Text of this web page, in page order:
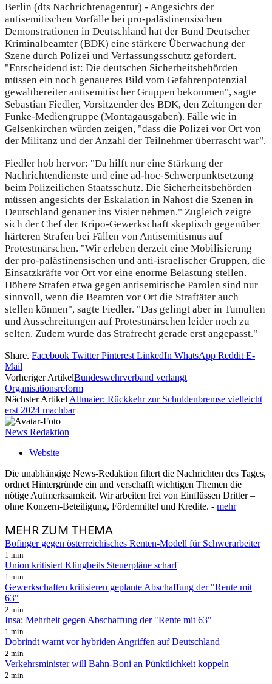
Berlin (dts Nachrichtenagentur) - Angesichts der
antisemitischen Vorfälle bei pro-palästinensischen
Demonstrationen in Deutschland hat der Bund Deutscher
Kriminalbeamter (BDK) eine stärkere Überwachung der
Szene durch Polizei und Verfassungsschutz gefordert.
"Entscheidend ist: Die deutschen Sicherheitsbehörden
müssen ein noch genaueres Bild vom Gefahrenpotenzial
gewaltbereiter antisemitischer Gruppen bekommen", sagte
Sebastian Fiedler, Vorsitzender des BDK, den Zeitungen der
Funke-Mediengruppe (Montagausgaben). Fälle wie in
Gelsenkirchen würden zeigen, "dass die Polizei vor Ort von
der Militanz und der Anzahl der Teilnehmer überrascht war".
Fiedler hob hervor: "Da hilft nur eine Stärkung der
Nachrichtendienste und eine ad-hoc-Schwerpunktsetzung
beim Polizeilichen Staatsschutz. Die Sicherheitsbehörden
müssen angesichts der Eskalation in Nahost die Szenen in
Deutschland genauer ins Visier nehmen." Zugleich zeigte
sich der Chef der Kripo-Gewerkschaft skeptisch gegenüber
härteren Strafen bei Fällen von Antisemitismus auf
Protestmärschen. "Wir erleben derzeit eine Mobilisierung
der pro-palästinensischen und anti-israelischer Gruppen, die
Einsatzkräfte vor Ort vor eine enorme Belastung stellen.
Höhere Strafen etwa gegen antisemitische Parolen sind nur
sinnvoll, wenn die Beamten vor Ort die Straftäter auch
stellen können", sagte Fiedler. "Das gelingt aber in Tumulten
und Ausschreitungen auf Protestmärschen leider noch zu
selten. Zudem wurde das Strafrecht gerade erst angepasst."
Share. Facebook Twitter Pinterest LinkedIn WhatsApp Reddit E-
Mail
Vorheriger ArtikelBundeswehrverband verlangt
Organisationsreform
Nächster Artikel Altmaier: Rückkehr zur Schuldenbremse vielleicht
erst 2024 machbar
News Redaktion
Website
Die unabhängige News-Redaktion filtert die Nachrichten des Tages,
ordnet Hintergründe ein und verschafft wichtigen Themen die
nötige Aufmerksamkeit. Wir arbeiten frei von Einflüssen Dritter –
ohne Konzern-Beteiligung, Fördermittel und Kredite. - mehr
MEHRZUM THEMA
Bofinger gegen österreichisches Renten-Modell für Schwerarbeiter
1 min
Union kritisiert Klingbeils Steuerpläne scharf
1 min
Gewerkschaften kritisieren geplante Abschaffung der "Rente mit
63"
2 min
Insa: Mehrheit gegen Abschaffung der "Rente mit 63"
1 min
Dobrindt warnt vor hybriden Angriffen auf Deutschland
2 min
Verkehrsminister will Bahn-Boni an Pünktlichkeit koppeln
2 min